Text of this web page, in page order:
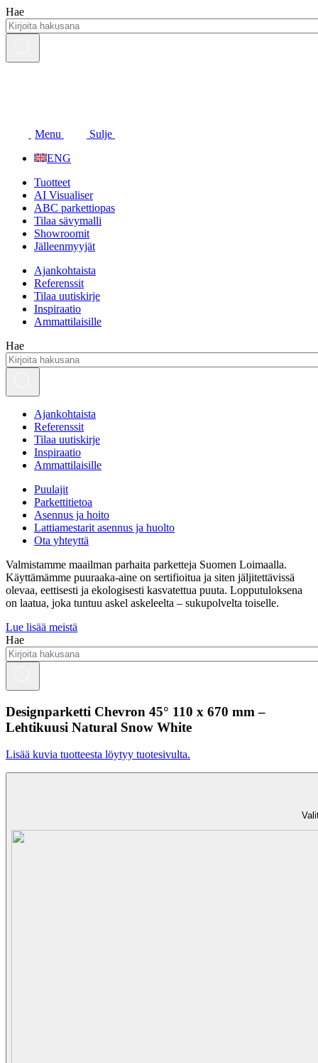
Siirry
sisältöön
Hae
Menu
Sulje
ENG
Tuotteet
AI Visualiser
ABC parkettiopas
Tilaa sävymalli
Showroomit
Jälleenmyyjät
Ajankohtaista
Referenssit
Tilaa uutiskirje
Inspiraatio
Ammattilaisille
Hae
Ajankohtaista
Referenssit
Tilaa uutiskirje
Inspiraatio
Ammattilaisille
Puulajit
Parkettitietoa
Asennus ja hoito
Lattiamestarit asennus ja huolto
Ota yhteyttä
Valmistamme maailman parhaita parketteja Suomen Loimaalla.
Käyttämämme puuraaka-aine on sertifioitua ja siten jäljitettävissä
olevaa, eettisesti ja ekologisesti kasvatettua puuta. Lopputuloksena
on laatua, joka tuntuu askel askeleelta – sukupolvelta toiselle.
Lue lisää meistä
Hae
Designparketti Chevron 45° 110 x 670 mm –
Lehtikuusi Natural Snow White
Lisää kuvia tuotteesta löytyy tuotesivulta.